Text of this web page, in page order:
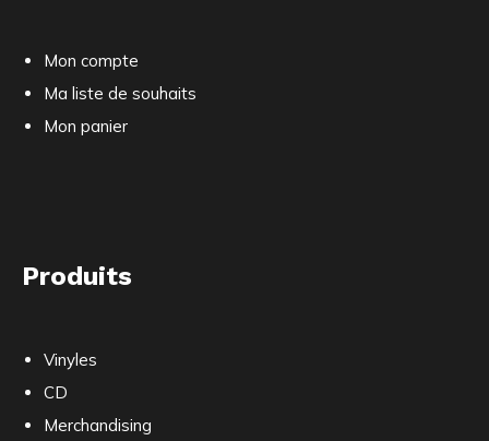
Mon compte
Ma liste de souhaits
Mon panier
Produits
Vinyles
CD
Merchandising